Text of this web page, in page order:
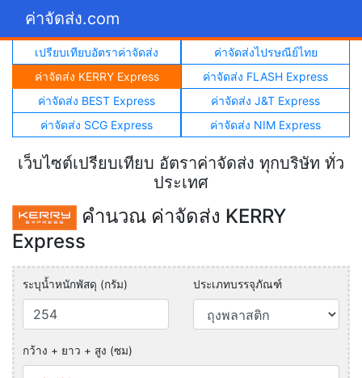
ค่าจัดส่ง.com
เปรียบเทียบอัตราค่าจัดส่ง
ค่าจัดส่งไปรษณีย์ไทย
ค่าจัดส่ง KERRY Express
ค่าจัดส่ง FLASH Express
ค่าจัดส่ง BEST Express
ค่าจัดส่ง J&T Express
ค่าจัดส่ง SCG Express
ค่าจัดส่ง NIM Express
เว็บไซต์เปรียบเทียบ อัตราค่าจัดส่ง ทุกบริษัท ทั่ว
ประเทศ
คำนวณ ค่าจัดส่ง KERRY
Express
ระบุน้ำหนักพัสดุ (กรัม) ประเภทบรรจุภัณฑ์
กว้าง + ยาว + สูง (ซม)